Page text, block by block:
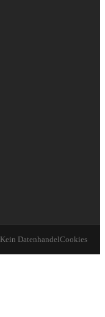
Kein DatenhandelCookies